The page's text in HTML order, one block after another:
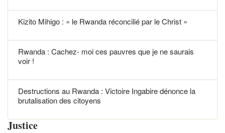
Kizito Mihigo : « le Rwanda réconcilié par le Christ »
Rwanda : Cachez- moi ces pauvres que je ne saurais
voir !
Destructions au Rwanda : Victoire Ingabire dénonce la
brutalisation des citoyens
Justice